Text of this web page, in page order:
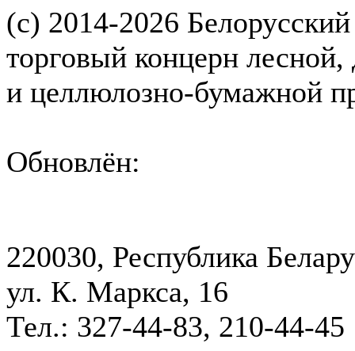
(с) 2014-2026
торговый концерн
и целлюлозно-бумажной
Обновлён:
220030, Республика
ул. К. Маркса, 16
Тел.: 327-44-83, 210-44-45